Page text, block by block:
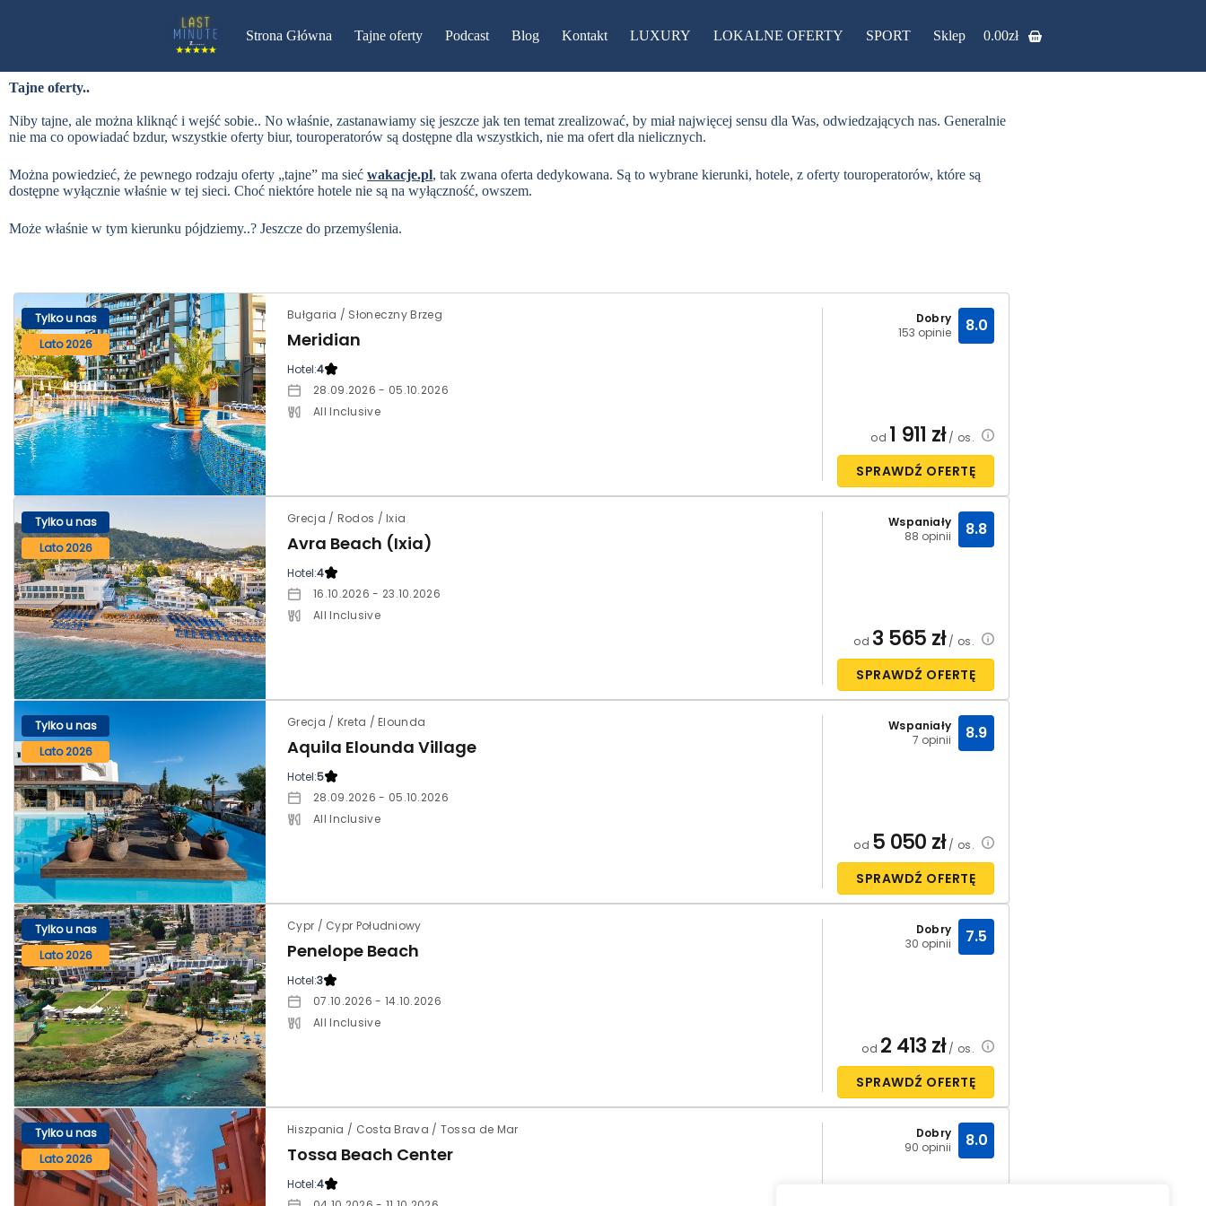
j
d
ź
d
o
r
e
c
Strona Główna Tajne oferty Podcast Blog Kontakt LUXURY LOKALNE OFERTY SPORT Sklep 0.00zł
Tajne oferty..
Niby tajne, ale można kliknąć i wejść sobie.. No właśnie, zastanawiamy się jeszcze jak ten temat zrealizować, by miał najwięcej sensu dla Was, odwiedzających nas. Generalnie
nie ma co opowiadać bzdur, wszystkie oferty biur, touroperatorów są dostępne dla wszystkich, nie ma ofert dla nielicznych.
Można powiedzieć, że pewnego rodzaju oferty „tajne” ma sieć wakacje.pl, tak zwana oferta dedykowana. Są to wybrane kierunki, hotele, z oferty touroperatorów, które są
dostępne wyłącznie właśnie w tej sieci. Choć niektóre hotele nie są na wyłączność, owszem.
Może właśnie w tym kierunku pójdziemy..? Jeszcze do przemyślenia.
Tylko u nas
Lato 2026
Bułgaria / Słoneczny Brzeg
Meridian
Hotel:4
28.09.2026 - 05.10.2026
All Inclusive
Dobry
153 opinie
8.0
od 1 911 zł/ os.
SPRAWDŹ OFERTĘ
Tylko u nas
Lato 2026
Grecja / Rodos / Ixia
Avra Beach (Ixia)
Hotel:4
16.10.2026 - 23.10.2026
All Inclusive
Wspaniały
88 opinii
8.8
od 3 565 zł/ os.
SPRAWDŹ OFERTĘ
Tylko u nas
Lato 2026
Grecja / Kreta / Elounda
Aquila Elounda Village
Hotel:5
28.09.2026 - 05.10.2026
All Inclusive
Wspaniały
7 opinii
8.9
od 5 050 zł/ os.
SPRAWDŹ OFERTĘ
Tylko u nas
Lato 2026
Cypr / Cypr Południowy
Penelope Beach
Hotel:3
07.10.2026 - 14.10.2026
All Inclusive
Dobry
30 opinii
7.5
od 2 413 zł/ os.
SPRAWDŹ OFERTĘ
Tylko u nas
Lato 2026
Hiszpania / Costa Brava / Tossa de Mar
Tossa Beach Center
Hotel:4
Dobry
90 opinii
8.0